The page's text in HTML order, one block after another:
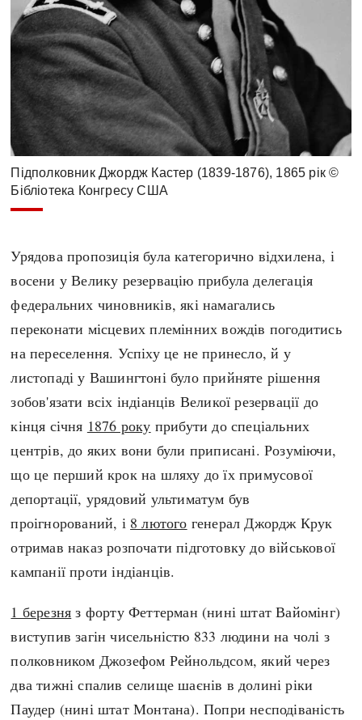
Підполковник Джордж Кастер (1839-1876), 1865 рік ©
Бібліотека Конгресу США
Урядова пропозиція була категорично відхилена, і
восени у Велику резервацію прибула делегація
федеральних чиновників, які намагались
переконати місцевих племінних вождів погодитись
на переселення. Успіху це не принесло, й у
листопаді у Вашингтоні було прийняте рішення
зобов'язати всіх індіанців Великої резервації до
кінця січня 1876 року прибути до спеціальних
центрів, до яких вони були приписані. Розуміючи,
що це перший крок на шляху до їх примусової
депортації, урядовий ультиматум був
проігнорований, і 8 лютого генерал Джордж Крук
отримав наказ розпочати підготовку до військової
кампанії проти індіанців.
1 березня з форту Феттерман (нині штат Вайомінг)
виступив загін чисельністю 833 людини на чолі з
полковником Джозефом Рейнольдсом, який через
два тижні спалив селище шаєнів в долині ріки
Паудер (нині штат Монтана). Попри несподіваність